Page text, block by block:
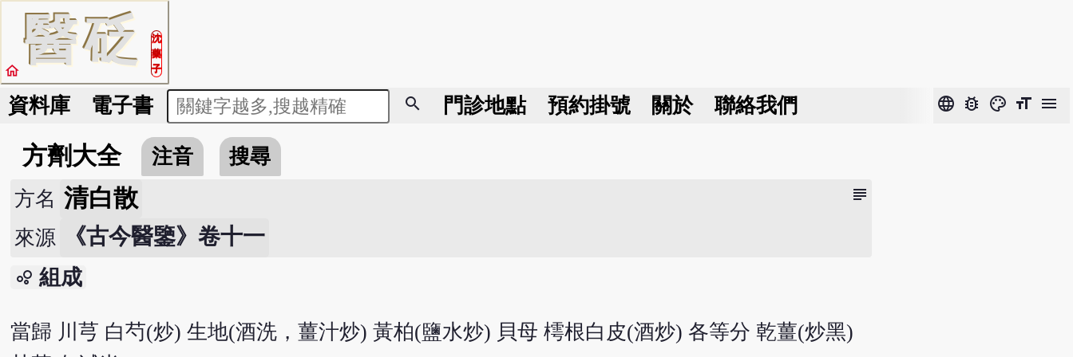
醫砭
沈
藥
子
home
資料庫 電子書 search 門診地點 預約掛號 關於 聯絡我們 language bug_report color_lens format_size menu
方劑大全 注音 搜尋
subject
方名 清白散
來源 《古今醫鑒》卷十一
bubble_chart 組成
當歸 川芎 白芍(炒) 生地(酒洗，薑汁炒) 黃柏(鹽水炒) 貝母 樗根白皮(酒炒) 各等分 乾薑(炒黑)